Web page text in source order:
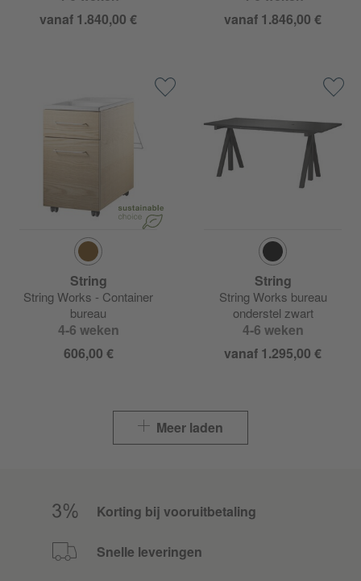
vanaf 1.840,00 €
vanaf 1.846,00 €
String
String Works - Container
bureau
4-6 weken
606,00 €
String
String Works bureau
onderstel zwart
4-6 weken
vanaf 1.295,00 €
Meer laden
Korting bij vooruitbetaling
Snelle leveringen